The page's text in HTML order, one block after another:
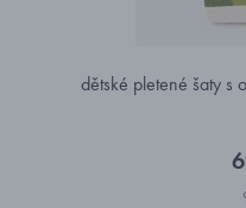
dětské pletené šaty